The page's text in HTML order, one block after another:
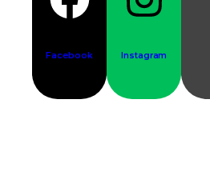
Facebook Instagram